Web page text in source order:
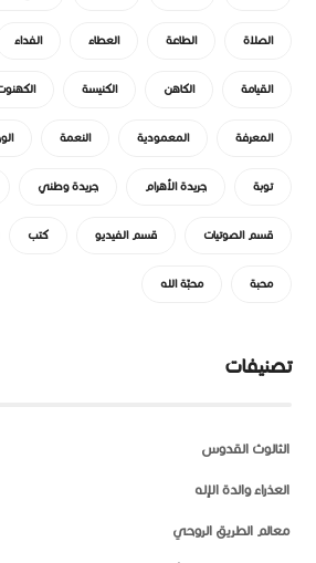
الصلاة الطاعة العطاء الفداء
القيامة الكاهن الكنيسة
المعرفة المعمودية النعمة
توبة جريدة الأهرام جريدة وطني
قسم الصوتيات قسم الفيديو كتب
محبة محبّة الله
تصنيفات
الثالوث القدوس
العذراء والدة الإله
معالم الطريق الروحي